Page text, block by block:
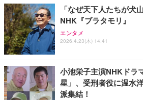
「なぜ天下人たちが
NHK『ブラタモリ』
エンタメ
2026.4.23(木) 14:41
小池栄子主演NHKドラ
星」、受刑者役に温水
派集結！